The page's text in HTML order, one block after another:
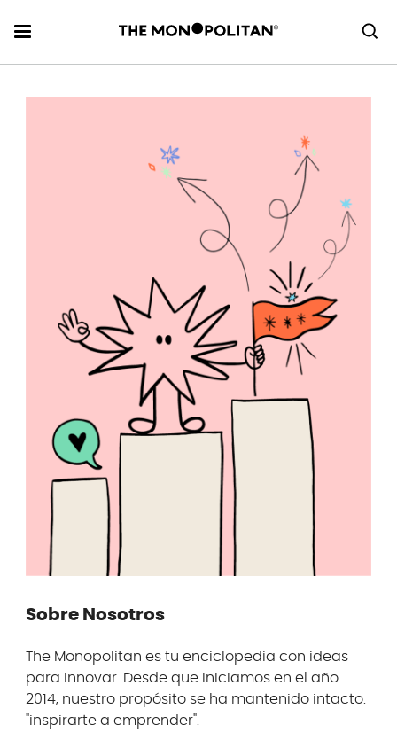
Sobre Nosotros
The Monopolitan es tu enciclopedia con ideas
para innovar. Desde que iniciamos en el año
2014, nuestro propósito se ha mantenido intacto:
"inspirarte a emprender".